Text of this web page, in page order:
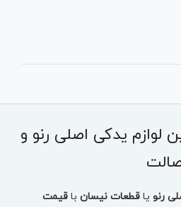
لوازم یدکی اصلی رنو و
رنو یاقطعات نیسان باقیمت